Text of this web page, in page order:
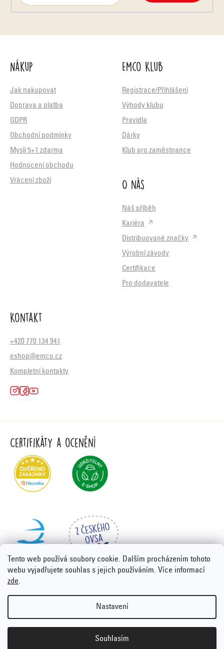
Tento web používá soubory cookie. Dalším procházením tohoto
webu vyjadřujete souhlas s jejich používáním. Více informací
zde.
Nastavení
Souhlasím
Nákup
Jak nakupovat
Doprava a platba
GDPR
Obchodní podmínky
Mysli 5+1 zdarma
Hodnocení obchodu
Vrácení zboží
Emco Klub
Registrace/Přihlášení
Výhody klubu
Pravidla
Dárky
Klub pro zaměstnance
O nás
Náš příběh
Kariéra
Distribuované značky
Výrobní závody
Certifikace
Pro dodavatele
Kontakt
+420 770 134 941
eshop@emco.cz
Kompletní kontakty
Certifikáty a ocenění
Vytvořil Shoptet Premium
nastavení cookies